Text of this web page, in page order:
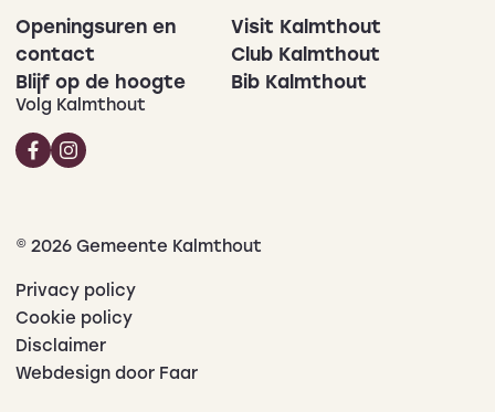
Openingsuren en
contact
Blijf op de hoogte
Visit Kalmthout
Club Kalmthout
Bib Kalmthout
Volg Kalmthout
© 2026 Gemeente Kalmthout
Privacy policy
Cookie policy
Disclaimer
Webdesign door Faar